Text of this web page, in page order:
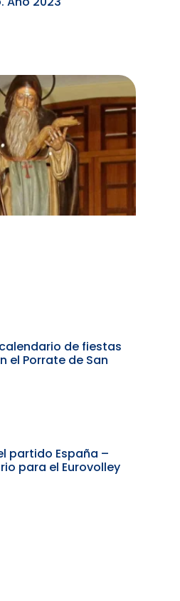
de fiestas
el Porrate de San
partido España –
para el Eurovolley